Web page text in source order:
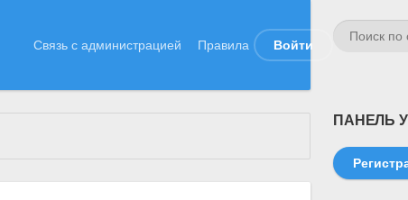
Связь с администрацией Правила Войти
ПАНЕЛЬ